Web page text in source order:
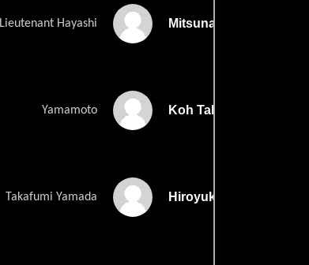
Lieutenant Hayashi Mitsunari Sakamoto
Yamamoto Koh Takeuchi
Takafumi Yamada Hiroyuki Watanabe